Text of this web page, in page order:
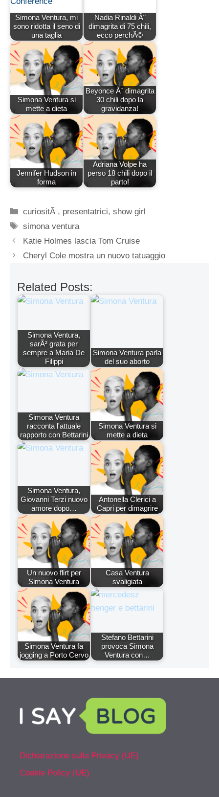
Simona Ventura, mi
sono ridotta il seno di
una taglia
Nadia Rinaldi Ã¨
dimagrita di 75 chili,
ecco perchÃ©
Simona Ventura si
mette a dieta
Beyonce Ã¨ dimagrita
30 chili dopo la
gravidanza!
Jennifer Hudson in
forma
Adriana Volpe ha
perso 18 chili dopo il
parto!
Categorie
curiositÃ , presentatrici,show girl
Tag
simona ventura
Katie Holmes lascia Tom Cruise
Cheryl Cole mostra un nuovo tatuaggio
Related Posts:
Simona Ventura,
sarÃ² grata per
sempre a Maria De
Filippi
Simona Ventura parla
del suo aborto
Simona Ventura
racconta l'attuale
rapporto con Bettarini
Simona Ventura si
mette a dieta
Simona Ventura,
Giovanni Terzi nuovo
amore dopo…
Antonella Clerici a
Capri per dimagrire
Un nuovo flirt per
Simona Ventura
Casa Ventura
svaligiata
Simona Ventura fa
jogging a Porto Cervo
Stefano Bettarini
provoca Simona
Ventura con…
Dichiarazione sulla Privacy (UE)
Cookie Policy (UE)